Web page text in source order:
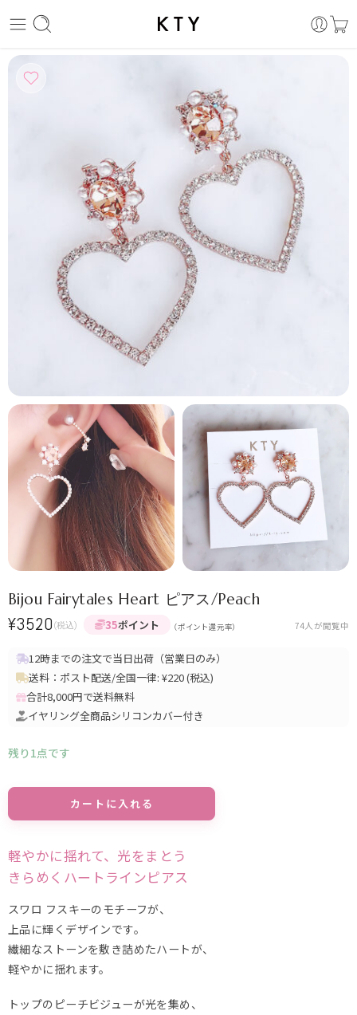
Bijou Fairytales Heart ピアス/Peach
¥3520 (税込) 35ポイント （ポイント還元率） 74人が閲覧中
12時までの注文で当日出荷（営業日のみ）
送料：ポスト配送/全国一律: ¥220 (税込)
合計8,000円で送料無料
イヤリング全商品シリコンカバー付き
残り1点です
カートに入れる
軽やかに揺れて、光をまとう
きらめくハートラインピアス
スワロ フスキーのモチーフが、
上品に輝くデザインです。
繊細なストーンを敷き詰めたハートが、
軽やかに揺れます。
トップのピーチビジューが光を集め、